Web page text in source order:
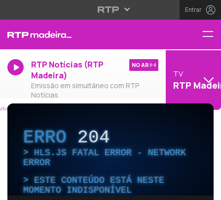
Entrar
RTP Notícias (RTP
Madeira)
Emissão em simultâneo com RTP
Notícias
NO AR
TV
RTP
ERRO204
HLS.JS FATAL ERROR - NETWORK
ERROR
ESTE CONTEÚDO ESTÁ NESTE
MOMENTO INDISPONÍVEL